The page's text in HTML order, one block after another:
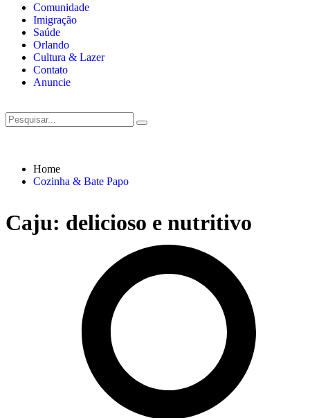
Comunidade
Imigração
Saúde
Orlando
Cultura & Lazer
Contato
Anuncie
Home
Cozinha & Bate Papo
Caju: delicioso e nutritivo